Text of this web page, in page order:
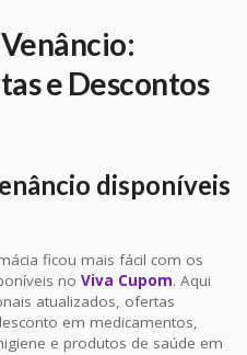
e Descontos
disponíveis
ficou mais fácil com os
no Viva Cupom. Aqui
atualizados, ofertas
em medicamentos,
e produtos de saúde em